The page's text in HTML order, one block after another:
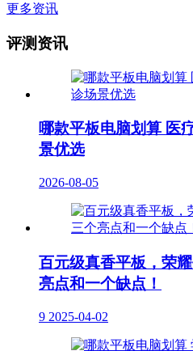
更多资讯
评测资讯
哪款平板电脑划算 医
景优选
2026-08-05
百元级真香平板，荣
亮点和一个缺点！
9 2025-04-02